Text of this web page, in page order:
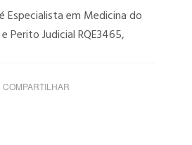
Especialista em Medicina do
Perito Judicial RQE3465,
COMPARTILHAR